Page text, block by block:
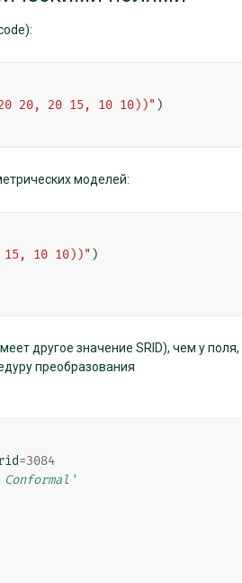
20 20, 20 15, 10 10))" )
моделей:
15, 10 10))" )
другое значение SRID), чем у поля,
преобразования
=3084
Conformal'